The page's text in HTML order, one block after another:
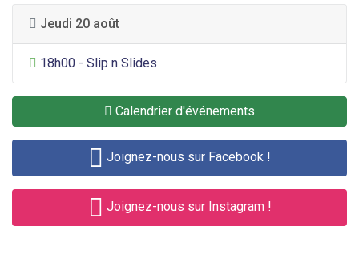
Jeudi 20 août
Divertissement général
18h00 - Slip n Slides
Calendrier d'événements
Joignez-nous sur Facebook !
Joignez-nous sur Instagram !